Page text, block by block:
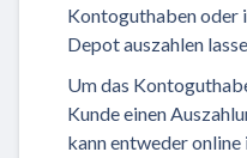
Kontoguthaben oder
Depot auszahlen
Um das
Kunde einen
kann entweder